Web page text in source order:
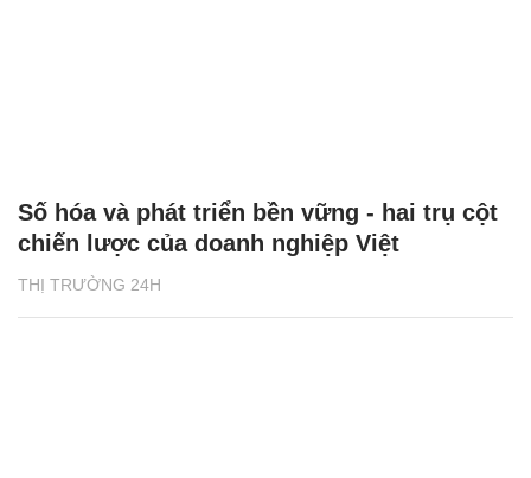
THỊ TRƯỜNG 24H
Số hóa và phát triển bền vững - hai trụ cột
chiến lược của doanh nghiệp Việt